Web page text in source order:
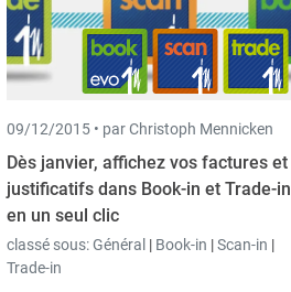
09/12/2015 • par Christoph Mennicken
Dès janvier, affichez vos factures et
justificatifs dans Book-in et Trade-in
en un seul clic
classé sous:Général | Book-in |Scan-in |
Trade-in